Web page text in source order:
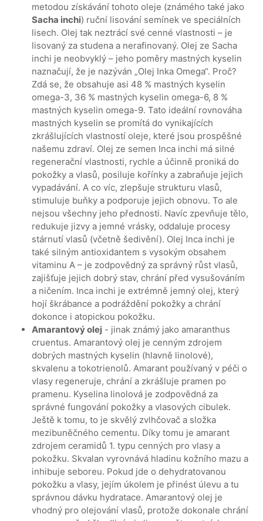
metodou získávání tohoto oleje (známého také jako
Sacha inchi) ruční lisování semínek ve speciálních
lisech. Olej tak neztrácí své cenné vlastnosti – je
lisovaný za studena a nerafinovaný. Olej ze Sacha
inchi je neobvyklý – jeho poměry mastných kyselin
naznačují, že je nazýván „Olej Inka Omega“. Proč?
Zdá se, že obsahuje asi 48 % mastných kyselin
omega-3, 36 % mastných kyselin omega-6, 8 %
mastných kyselin omega-9. Tato ideální rovnováha
mastných kyselin se promítá do vynikajících
zkrášlujících vlastností oleje, které jsou prospěšné
našemu zdraví. Olej ze semen Inca inchi má silné
regenerační vlastnosti, rychle a účinně proniká do
pokožky a vlasů, posiluje kořínky a zabraňuje jejich
vypadávání. A co víc, zlepšuje strukturu vlasů,
stimuluje buňky a podporuje jejich obnovu. To ale
nejsou všechny jeho přednosti. Navíc zpevňuje tělo,
redukuje jizvy a jemné vrásky, oddaluje procesy
stárnutí vlasů (včetně šedivění). Olej Inca inchi je
také silným antioxidantem s vysokým obsahem
vitaminu A – je zodpovědný za správný růst vlasů,
zajišťuje jejich dobrý stav, chrání před vysušováním
a ničením. Inca inchi je extrémně jemný olej, který
hojí škrábance a podráždění pokožky a chrání
dokonce i atopickou pokožku.
Amarantový olej - jinak známý jako amaranthus
cruentus. Amarantový olej je cenným zdrojem
dobrých mastných kyselin (hlavně linolové),
skvalenu a tokotrienolů. Amarant používaný v péči o
vlasy regeneruje, chrání a zkrášluje pramen po
pramenu. Kyselina linolová je zodpovědná za
správné fungování pokožky a vlasových cibulek.
Ještě k tomu, to je skvělý zvlhčovač a složka
mezibuněčného cementu. Díky tomu je amarant
zdrojem ceramidů 1. typu cenných pro vlasy a
pokožku. Skvalan vyrovnává hladinu kožního mazu a
inhibuje seboreu. Pokud jde o dehydratovanou
pokožku a vlasy, jejím úkolem je přinést úlevu a tu
správnou dávku hydratace. Amarantový olej je
vhodný pro olejování vlasů, protože dokonale chrání